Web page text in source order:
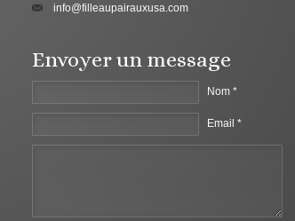
info@filleaupairauxusa.com
Envoyer un message
Nom *
Email *